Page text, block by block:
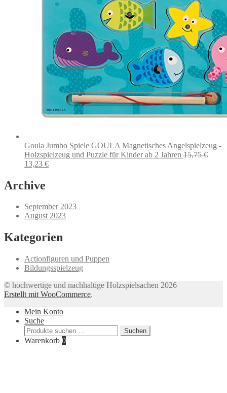
Goula Jumbo Spiele GOULA Magnetisches Angelspielzeug -
Holzspielzeug und Puzzle für Kinder ab 2 Jahren 15,75€
Ursprünglicher
war:
15,75 €
13,23 €Aktueller
Archive
September 2023
August 2023
Kategorien
Actionfiguren und Puppen
Bildungsspielzeug
© hochwertige und nachhaltige Holzspielsachen 2026
Erstellt mit WooCommerce.
Mein Konto
Suche
Suchen
nach:
Suchen
Warenkorb 0